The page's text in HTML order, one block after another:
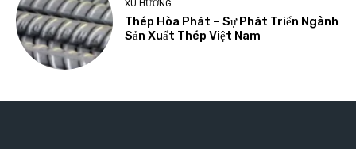
XU HƯỚNG
Thép Hòa Phát – Sự Phát Triển Ngành
Sản Xuất Thép Việt Nam